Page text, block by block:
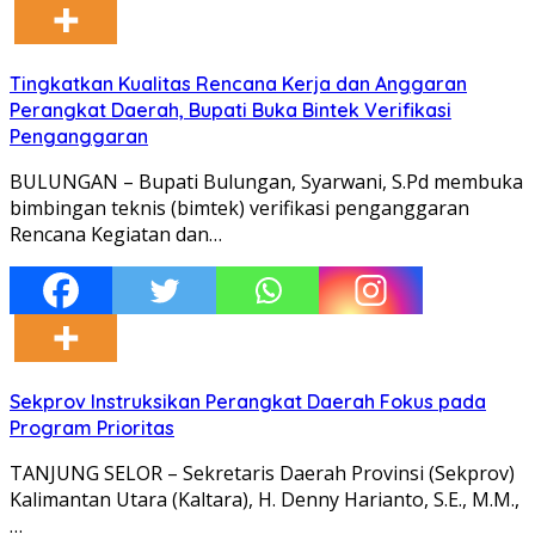
Tingkatkan Kualitas Rencana Kerja dan Anggaran
Perangkat Daerah, Bupati Buka Bintek Verifikasi
Penganggaran
BULUNGAN – Bupati Bulungan, Syarwani, S.Pd membuka
bimbingan teknis (bimtek) verifikasi penganggaran
Rencana Kegiatan dan…
Sekprov Instruksikan Perangkat Daerah Fokus pada
Program Prioritas
TANJUNG SELOR – Sekretaris Daerah Provinsi (Sekprov)
Kalimantan Utara (Kaltara), H. Denny Harianto, S.E., M.M.,
…